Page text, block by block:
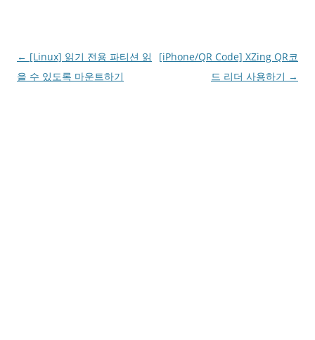
Post
navigation
← [Linux] 읽기 전용 파티션 읽
을 수 있도록 마운트하기
[iPhone/QR Code] XZing QR코
드 리더 사용하기 →